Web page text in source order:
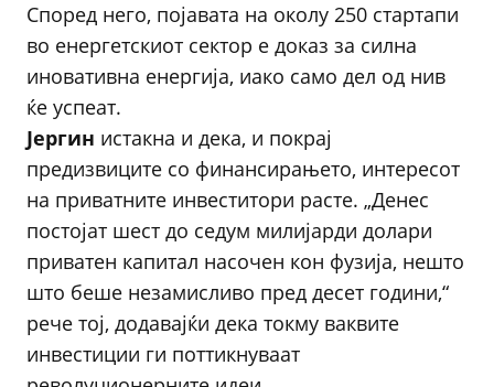
Според него, појавата на околу 250 стартапи
во енергетскиот сектор е доказ за силна
иновативна енергија, иако само дел од нив
ќе успеат.
Јергин истакна и дека, и покрај
предизвиците со финансирањето, интересот
на приватните инвеститори расте. „Денес
постојат шест до седум милијарди долари
приватен капитал насочен кон фузија, нешто
што беше незамисливо пред десет години,“
рече тој, додавајќи дека токму ваквите
инвестиции ги поттикнуваат